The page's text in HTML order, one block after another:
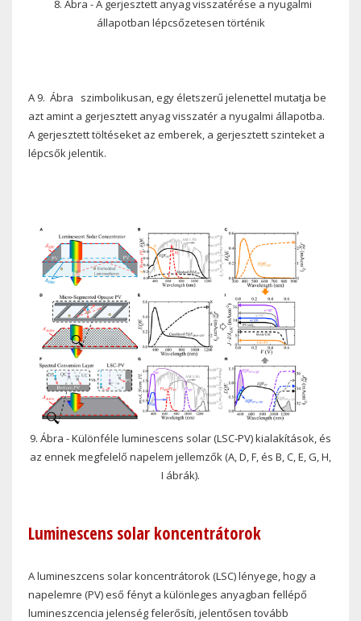
8. Ábra - A gerjesztett anyag visszatérése a nyugalmi
állapotban lépcsőzetesen történik
A 9. Ábra
szimbolikusan, egy életszerű jelenettel mutatja be
azt amint a gerjesztett anyag visszatér a nyugalmi állapotba.
A gerjesztett töltéseket az emberek, a gerjesztett szinteket a
lépcsők jelentik.
9. Ábra - Különféle luminescens solar (LSC-PV) kialakítások, és
az ennek megfelelő napelem jellemzők (A, D, F, és B, C, E, G, H,
I ábrák).
Luminescens solar koncentrátorok
A lumineszcens solar koncentrátorok (LSC) lényege, hogy a
napelemre (PV) eső fényt a különleges anyagban fellépő
lumineszcencia jelenség felerősíti, jelentősen tovább